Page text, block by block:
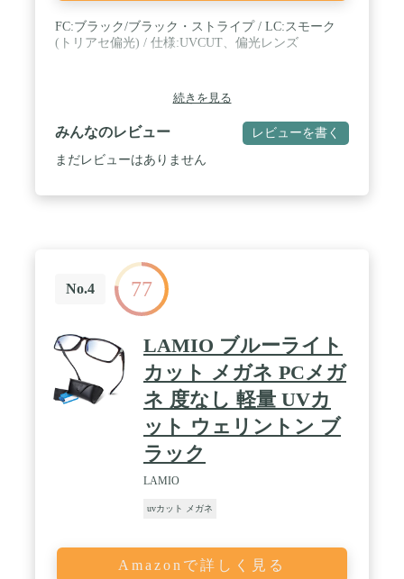
FC:ブラック/ブラック・ストライプ / LC:スモーク
(トリアセ偏光) / 仕様:UVCUT、偏光レンズ
続きを見る
みんなのレビュー レビューを書く
まだレビューはありません
No.4 77
LAMIO ブルーライト
カット メガネ PCメガ
ネ 度なし 軽量 UVカ
ット ウェリントン ブ
ラック
LAMIO
uvカット メガネ
Amazonで詳しく見る